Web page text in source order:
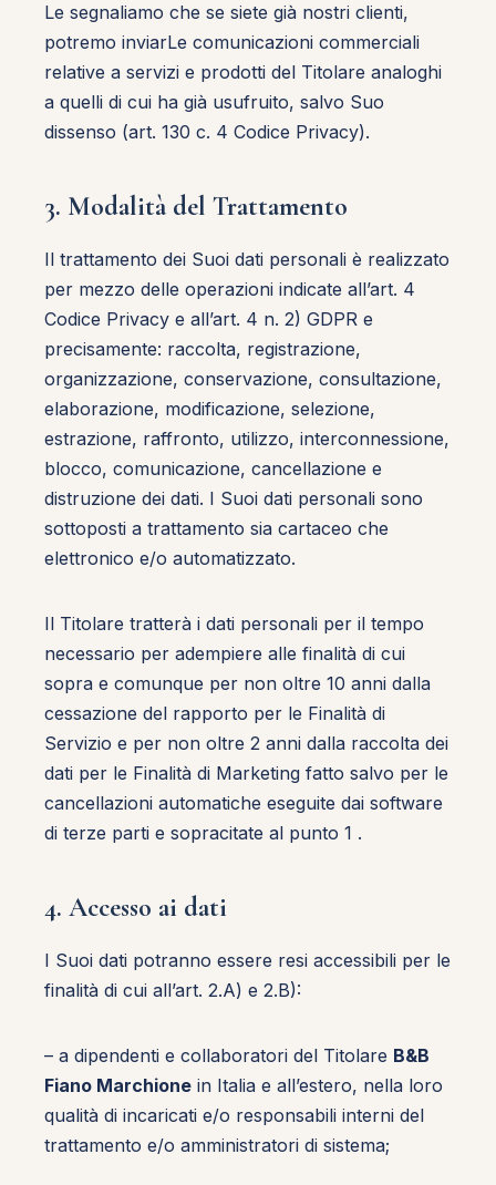
Le segnaliamo che se siete già nostri clienti,
potremo inviarLe comunicazioni commerciali
relative a servizi e prodotti del Titolare analoghi
a quelli di cui ha già usufruito, salvo Suo
dissenso (art. 130 c. 4 Codice Privacy).
3. Modalità del Trattamento
Il trattamento dei Suoi dati personali è realizzato
per mezzo delle operazioni indicate all’art. 4
Codice Privacy e all’art. 4 n. 2) GDPR e
precisamente: raccolta, registrazione,
organizzazione, conservazione, consultazione,
elaborazione, modificazione, selezione,
estrazione, raffronto, utilizzo, interconnessione,
blocco, comunicazione, cancellazione e
distruzione dei dati. I Suoi dati personali sono
sottoposti a trattamento sia cartaceo che
elettronico e/o automatizzato.
Il Titolare tratterà i dati personali per il tempo
necessario per adempiere alle finalità di cui
sopra e comunque per non oltre 10 anni dalla
cessazione del rapporto per le Finalità di
Servizio e per non oltre 2 anni dalla raccolta dei
dati per le Finalità di Marketing fatto salvo per le
cancellazioni automatiche eseguite dai software
di terze parti e sopracitate al punto 1 .
4. Accesso ai dati
I Suoi dati potranno essere resi accessibili per le
finalità di cui all’art. 2.A) e 2.B):
– a dipendenti e collaboratori del Titolare B&B
Fiano Marchione in Italia e all’estero, nella loro
qualità di incaricati e/o responsabili interni del
trattamento e/o amministratori di sistema;